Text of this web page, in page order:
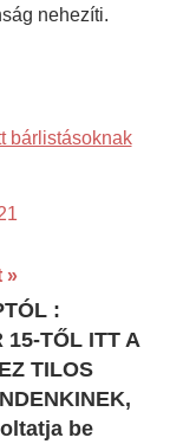
nehezíti.
bárlistásoknak
:
15-TŐL ITT A
TILOS
be